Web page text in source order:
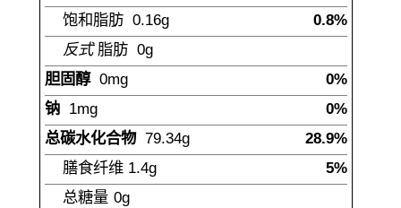
饱和脂肪 0.16g
0.8%
反式脂肪 0g
胆固醇 0mg
0%
钠 1mg
0%
总碳水化合物 79.34g
28.9%
膳食纤维 1.4g
5%
总糖量 0g